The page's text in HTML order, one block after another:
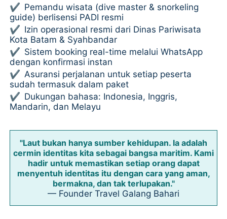
✔ Pemandu wisata (dive master & snorkeling
guide) berlisensi PADI resmi
✔ Izin operasional resmi dari Dinas Pariwisata
Kota Batam & Syahbandar
✔ Sistem booking real-time melalui WhatsApp
dengan konfirmasi instan
✔Asuransi perjalanan untuk setiap peserta
sudah termasuk dalam paket
✔ Dukungan bahasa: Indonesia, Inggris,
Mandarin, dan Melayu
"Laut bukan hanya sumber kehidupan. Ia adalah
cermin identitas kita sebagai bangsa maritim. Kami
hadir untuk memastikan setiap orang dapat
menyentuh identitas itu dengan cara yang aman,
bermakna, dan tak terlupakan."
— Founder Travel Galang Bahari